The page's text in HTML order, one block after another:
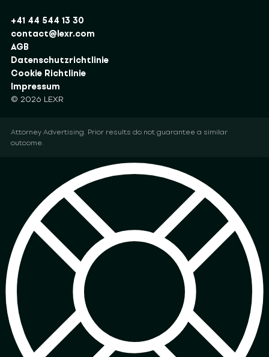
+41 44 544 13 30
contact@lexr.com
AGB
Datenschutzrichtlinie
Cookie Richtlinie
Impressum
© 2026 LEXR
Attorney Advertising. Prior results do not guarantee a similar
outcome.